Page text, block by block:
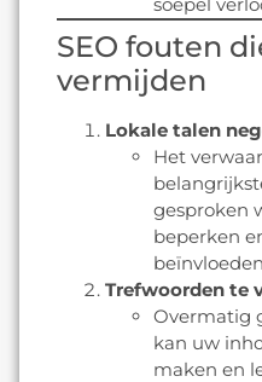
SEO fouten
vermijden
Lokale talen
Het
gesproken
beperken
Trefwoorden te
Overmatig
kan uw
maken en